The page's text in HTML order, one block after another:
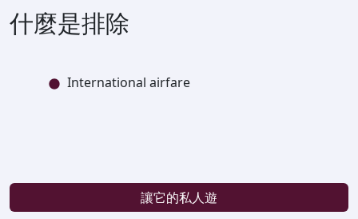
什麼是排除
International airfare
讓它的私人遊